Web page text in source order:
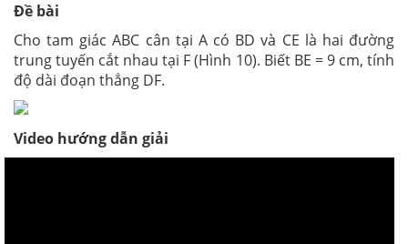
Đề bài
Cho tam giác ABC cân tại A có BD và CE là hai đường
trung tuyến cắt nhau tại F (Hình 10). Biết BE = 9 cm, tính
độ dài đoạn thẳng DF.
Video hướng dẫn giải